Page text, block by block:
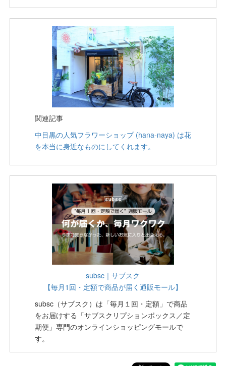
関連記事
中目黒の人気フラワーショップ (hana-naya) は花
を本当に身近なものにしてくれます。
subsc｜サブスク
【毎月1回・定額で商品が届く通販モール】
subsc（サブスク）は「毎月１回・定額」で商品
をお届けする「サブスクリプションボックス／定
期便」専門のオンラインショッピングモールで
す。